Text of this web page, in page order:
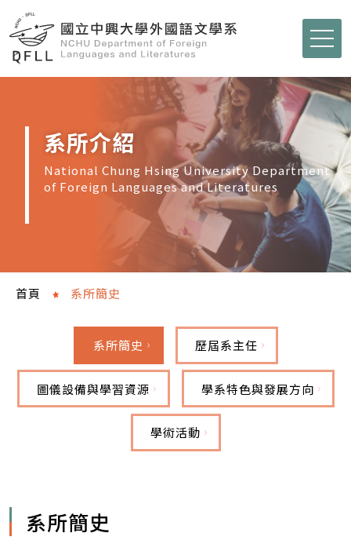
系所介紹
National Chung Hsing University Department
of Foreign Languages and Literatures
首頁 系所簡史
系所簡史 歷屆系主任
圖儀設備與學習資源 學系特色與發展方向
學術活動
系所簡史